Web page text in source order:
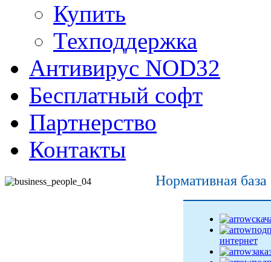
Купить
Техподдержка
Антивирус NOD32
Бесплатный софт
Партнерство
Контакты
Нормативная
интернет